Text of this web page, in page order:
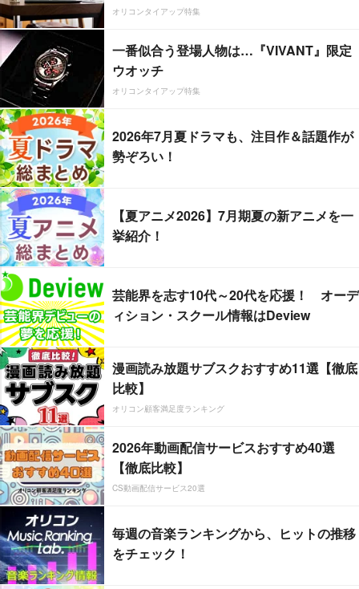
オリコンタイアップ特集
一番似合う登場人物は…『VIVANT』限定
ウオッチ
オリコンタイアップ特集
2026年7月夏ドラマも、注目作＆話題作が
勢ぞろい！
【夏アニメ2026】7月期夏の新アニメを一
挙紹介！
芸能界を志す10代～20代を応援！ オーデ
ィション・スクール情報はDeview
漫画読み放題サブスクおすすめ11選【徹底
比較】
オリコン顧客満足度ランキング
2026年動画配信サービスおすすめ40選
【徹底比較】
CS動画配信サービス20選
毎週の音楽ランキングから、ヒットの推移
をチェック！